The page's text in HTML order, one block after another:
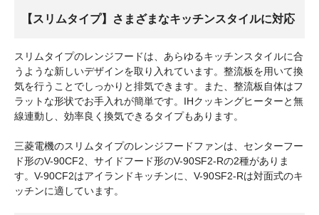
【スリムタイプ】さまざまなキッチンスタイルに対応
スリムタイプのレンジフードは、あらゆるキッチンスタイルに合
うような新しいデザインを取り入れています。整流板を用いて換
気を行うことでしっかりと排気できます。また、整流板自体はフ
ラットな形状でお手入れが簡単です。IHクッキングヒーターと無
線連動し、効率良く換気できるタイプもあります。
三菱電機のスリムタイプのレンジフードファンは、センターフー
ド形のV-90CF2、サイドフード形のV-90SF2-Rの2種がありま
す。V-90CF2はアイランドキッチンに、V-90SF2-Rは対面式のキ
ッチンに適しています。